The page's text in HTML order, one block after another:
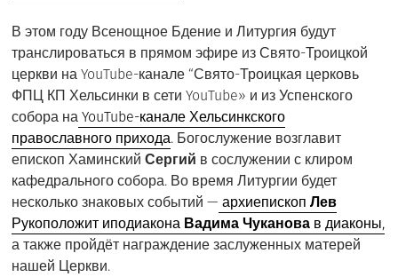
В этом году Всенощное Бдение и Литургия будут
транслироваться в прямом эфире из Свято-Троицкой
церкви на YouTube-канале “Свято-Троицкая церковь
ФПЦ КП Хельсинки в сети YouTube» и из Успенского
собора наYouTube-канале Хельсинкского
православного прихода. Богослужение возглавит
епископ ХаминскийСергий в сослужении с клиром
кафедрального собора. Во время Литургии будет
несколько знаковых событий — архиепископЛев
Рукоположит иподиакона Вадима Чуканова в диаконы,
а также пройдёт награждение заслуженных матерей
нашей Церкви.